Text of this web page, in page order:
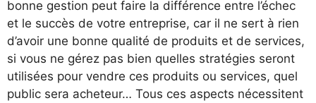
bonne gestion peut faire la différence entre l’échec
et le succès de votre entreprise, car il ne sert à rien
d’avoir une bonne qualité de produits et de services,
si vous ne gérez pas bien quelles stratégies seront
utilisées pour vendre ces produits ou services, quel
public sera acheteur… Tous ces aspects nécessitent